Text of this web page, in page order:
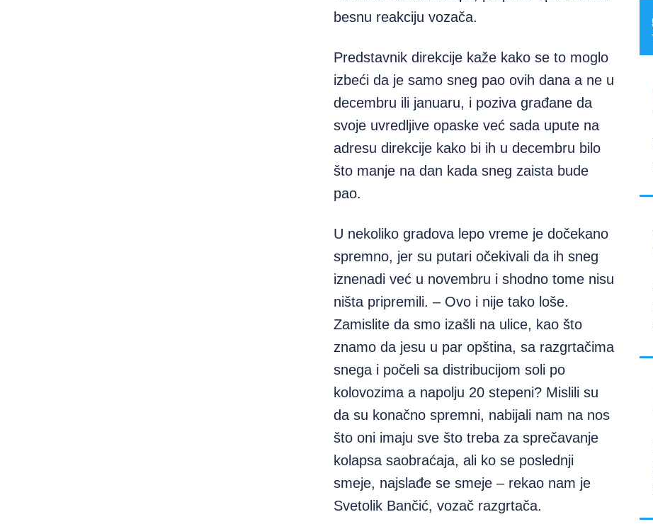
besnu reakciju vozača.
Predstavnik direkcije kaže kako se to moglo
izbeći da je samo sneg pao ovih dana a ne u
decembru ili januaru, i poziva građane da
svoje uvredljive opaske već sada upute na
adresu direkcije kako bi ih u decembru bilo
što manje na dan kada sneg zaista bude
pao.
U nekoliko gradova lepo vreme je dočekano
spremno, jer su putari očekivali da ih sneg
iznenadi već u novembru i shodno tome nisu
ništa pripremili. – Ovo i nije tako loše.
Zamislite da smo izašli na ulice, kao što
znamo da jesu u par opština, sa razgrtačima
snega i počeli sa distribucijom soli po
kolovozima a napolju 20 stepeni? Mislili su
da su konačno spremni, nabijali nam na nos
što oni imaju sve što treba za sprečavanje
kolapsa saobraćaja, ali ko se poslednji
smeje, najslađe se smeje – rekao nam je
Svetolik Bančić, vozač razgrtača.